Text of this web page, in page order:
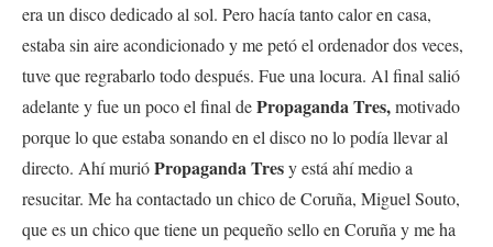
era un disco dedicado al sol. Pero hacía tanto calor en casa,
estaba sin aire acondicionado y me petó el ordenador dos veces,
tuve que regrabarlo todo después. Fue una locura. Al final salió
adelante y fue un poco el final dePropaganda Tres,motivado
porque lo que estaba sonando en el disco no lo podía llevar al
directo. Ahí murióPropaganda Tresy está ahí medio a
resucitar. Me ha contactado un chico de Coruña, Miguel Souto,
que es un chico que tiene un pequeño sello en Coruña y me ha